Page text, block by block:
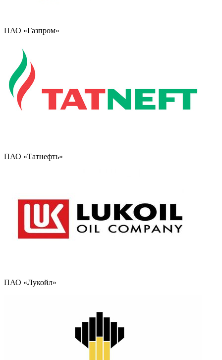
ПАО «Газпром»
ПАО «Татнефть»
ПАО «Лукойл»